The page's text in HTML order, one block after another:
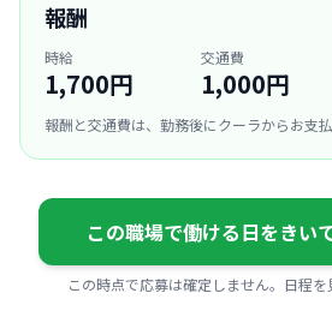
報酬
時給
1,700円
交通費
1,000円
報酬と交通費は、勤務後にクーラからお支払
この職場で働ける日をきい
この時点で応募は確定しません。日程